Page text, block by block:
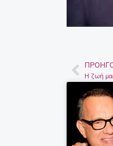
Prev
Η ζωή